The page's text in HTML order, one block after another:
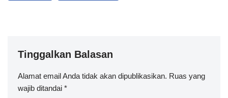
Tinggalkan Balasan
Alamat email Anda tidak akan dipublikasikan. Ruas yang
wajib ditandai *